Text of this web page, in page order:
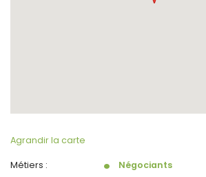
Agrandir la carte
Métiers : Négociants